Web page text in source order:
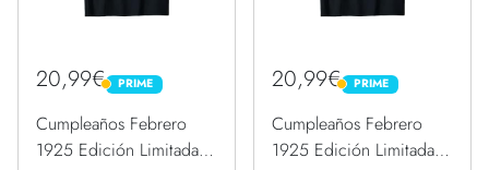
20,99€ PRIME
PRIME
Cumpleaños Febrero
1925 Edición Limitada
20,99€ PRIME
PRIME
Cumpleaños Febrero
1925 Edición Limitada